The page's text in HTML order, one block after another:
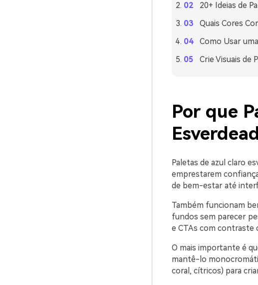
20+ Ideias de
Quais Cores
Como Usar
Crie Visuais de
Por que
Paletas de azul claro
emprestarem
de bem-estar até
Também funcionam
fundos sem parecer
e CTAs com contraste
O mais importante é
mantê-lo
coral, cítricos) para